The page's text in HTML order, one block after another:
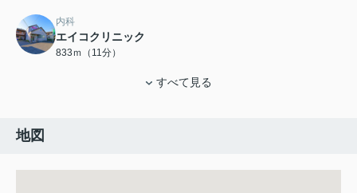
内科
エイコクリニック
833ｍ（11分）
すべて見る
地図